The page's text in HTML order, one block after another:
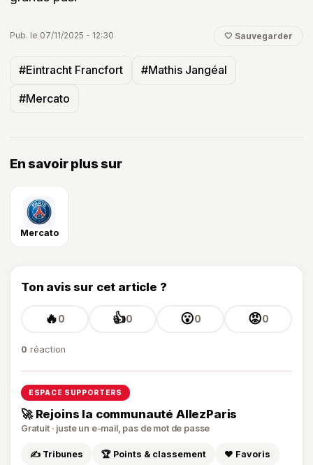
Pub. le 07/11/2025 - 12:30 🤍 Sauvegarder
#Eintracht Francfort #Mathis Jangéal
#Mercato
En savoir plus sur
Mercato
Ton avis sur cet article ?
🔥0 👍0 😮0 😡0
0 réaction
ESPACE SUPPORTERS
🚀 Rejoins la communauté AllezParis
Gratuit · juste un e-mail, pas de mot de passe
✍️ Tribunes 🏆 Points & classement ❤️ Favoris